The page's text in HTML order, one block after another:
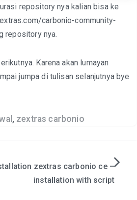
repository nya kalian bisa ke
carbonio-community-
repository nya.
Karena akan lumayan
jumpa di tulisan selanjutnya bye
, zextras carbonio
zextras carbonio ce –
installation with script